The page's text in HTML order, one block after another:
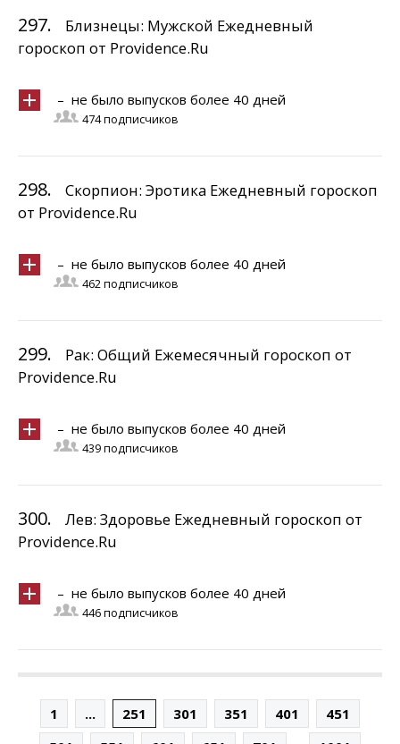
297.
Близнецы: Мужской Ежедневный
гороскоп от Providence.Ru
– не было выпусков более 40 дней
474 подписчиков
298.
Скорпион: Эротика Ежедневный гороскоп
от Providence.Ru
– не было выпусков более 40 дней
462 подписчиков
299.
Рак: Общий Ежемесячный гороскоп от
Providence.Ru
– не было выпусков более 40 дней
439 подписчиков
300.
Лев: Здоровье Ежедневный гороскоп от
Providence.Ru
– не было выпусков более 40 дней
446 подписчиков
1 ... 251 301 351 401
451